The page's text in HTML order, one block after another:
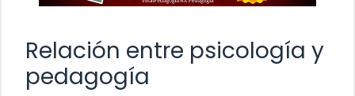
Relación entre psicología y
pedagogía